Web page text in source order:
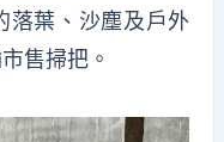
落葉、沙塵及戶外
售掃把。